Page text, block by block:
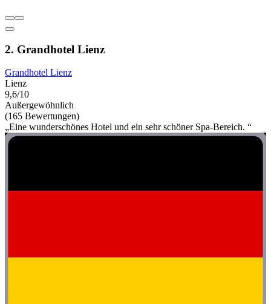
2. Grandhotel Lienz
Grandhotel Lienz
Lienz
9,6/10
Außergewöhnlich
(165 Bewertungen)
„Eine wunderschönes Hotel und ein sehr schöner Spa-Bereich. “